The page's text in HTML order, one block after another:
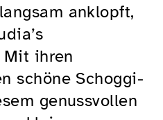
anklopft,
Mit ihren
schöne Schoggi-
genussvollen